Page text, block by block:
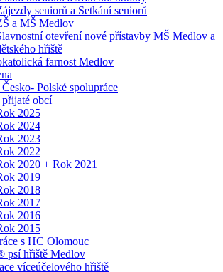
seniorů a Setkání seniorů
a MŠ Medlov
otevření nové přístavby MŠ Medlov a
hřiště
farnost Medlov
Polské spolupráce
obcí
2025
2024
2023
2022
2020 + Rok 2021
2019
2018
2017
2016
2015
s HC Olomouc
psí hřiště Medlov
víceúčelového hřiště